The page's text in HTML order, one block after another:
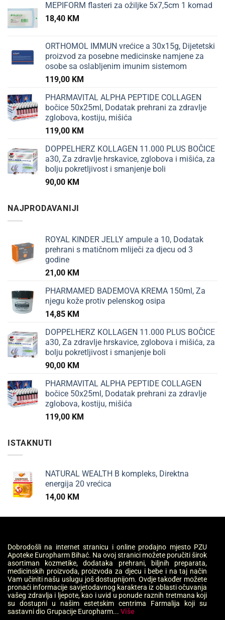
MEPIFORM flasteri za ožiljke 5x7,5cm 1 komad
18,40 KM
ORTHOMOL IMMUN vrećice a 30x15g, Dijetetski
proizvod za posebne medicinske namjene za
osobe sa oslabljenim imunim sistemom
119,00 KM
PHARMAVITAL ALPHA PEPTIDE COLLAGEN
bočice 50x25ml, Dodatak prehrani za zdravlje
zglobova, kostiju, mišića
119,00 KM
DOPPELHERZ KOLLAGEN 11.000 PLUS BOČICE
a30, Za zdravlje hrskavice, zglobova i mišića, za
bolju pokretljivost i smanjenje boli
90,00 KM
NAJPRODAVANIJI
ROYAL KINDER JELLY ampule a 10, Dodatak
prehrani s matičnom mliječi za djecu od 3
godine
21,00 KM
PHARMAMED BADEMOVA KREMA 150ml, Za
njegu kože protiv pelenskog osipa
14,85 KM
DOPPELHERZ KOLLAGEN 11.000 PLUS BOČICE
a30, Za zdravlje hrskavice, zglobova i mišića, za
bolju pokretljivost i smanjenje boli
90,00 KM
PHARMAVITAL ALPHA PEPTIDE COLLAGEN
bočice 50x25ml, Dodatak prehrani za zdravlje
zglobova, kostiju, mišića
119,00 KM
ISTAKNUTI
NATURAL WEALTH B kompleks, Direktna
energija 20 vrećica
14,00 KM
Dobrodošli na internet stranicu i online prodajno mjesto PZU
Apoteke Europharm Bihać. Na ovoj stranici možete poručiti širok
asortiman kozmetike, dodataka prehrani, biljnih preparata,
medicinskih proizvoda, proizvoda za djecu i bebe i na taj način
Vam učiniti našu uslugu još dostupnijom. Ovdje također možete
pronaći informacije savjetodavnog karaktera iz oblasti očuvanja
vašeg zdravlja i ljepote, kao i uvid u ponude raznih tretmana koji
su dostupni u našim estetskim centrima Farmalija koji su
sastavni dio Grupacije Europharm... Više